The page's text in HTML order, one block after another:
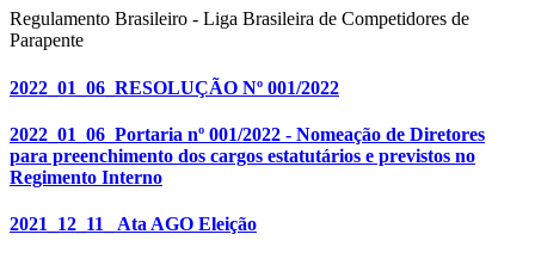
Regulamento Brasileiro - Liga Brasileira de Competidores de
Parapente
2022_01_06_RESOLUÇÃO Nº 001/2022
2022_01_06_Portaria nº 001/2022 - Nomeação de Diretores
para preenchimento dos cargos estatutários e previstos no
Regimento Interno
2021_12_11_ Ata AGO Eleição